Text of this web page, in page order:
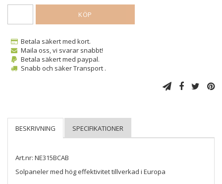
KÖP
Betala säkert med kort.
Maila oss, vi svarar snabbt!
Betala säkert med paypal.
Snabb och säker Transport .
Art.nr: NE315BCAB
Solpaneler med hög effektivitet tillverkad i Europa